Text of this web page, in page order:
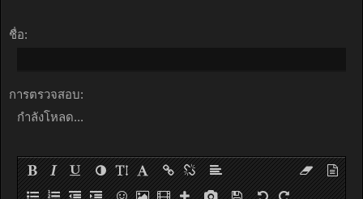
ชื่อ:
การตรวจสอบ:
กำลังโหลด...